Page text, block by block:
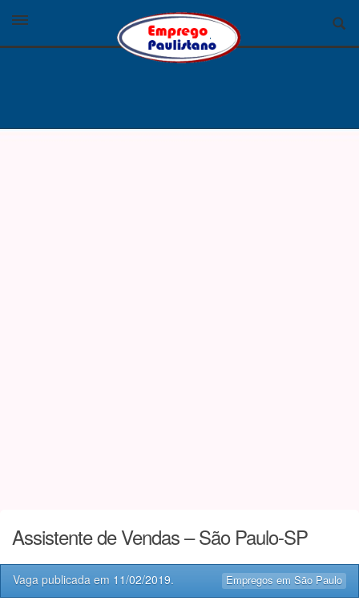
Assistente de Vendas – São Paulo-SP
Empregos em São Paulo
Vaga publicada em 11/02/2019.